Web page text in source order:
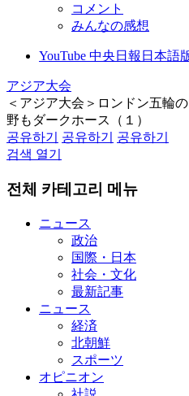
コメント
みんなの感想
YouTube 中央日報日本語
アジア大会
＜アジア大会＞ロンドン五輪
野もダークホース（１）
공유하기
공유하기
공유하기
검색 열기
전체 카테고리 메뉴
ニュース
政治
国際・日本
社会・文化
最新記事
ニュース
経済
北朝鮮
スポーツ
オピニオン